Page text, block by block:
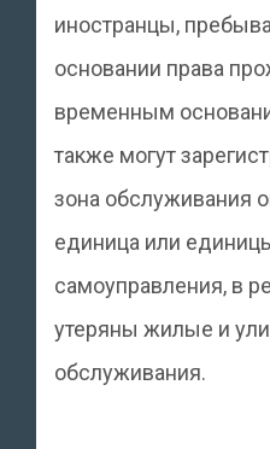
иностранцы,
основании права
временным
также могут
зона обслуживания
единица или
самоуправления, в
утеряны жилые и
обслуживания.